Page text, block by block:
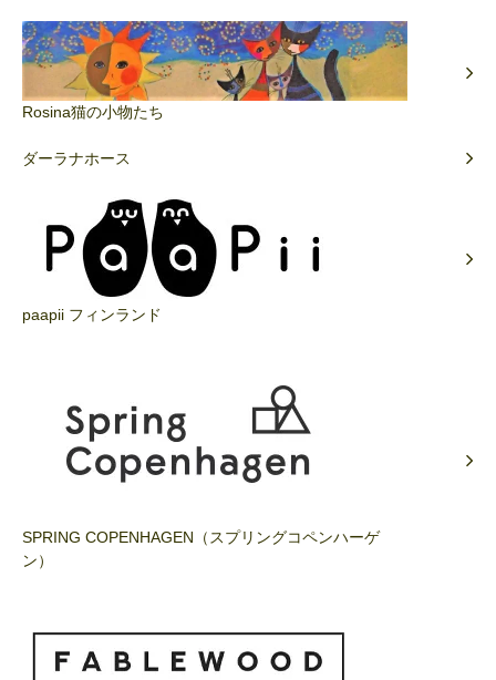
Rosina猫の小物たち
ダーラナホース
paapii フィンランド
SPRING COPENHAGEN（スプリングコペンハーゲ
ン）